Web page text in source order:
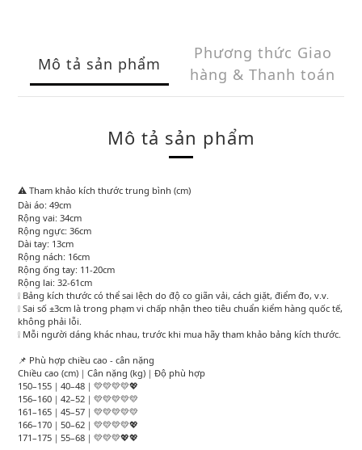
Mô tả sản phẩm
Phương thức Giao
hàng & Thanh toán
Mô tả sản phẩm
⚠️ Tham khảo kích thước trung bình (cm)
Dài áo: 49cm
Rộng vai: 34cm
Rộng ngực: 36cm
Dài tay: 13cm
Rộng nách: 16cm
Rộng ống tay: 11-20cm
Rộng lai: 32-61cm
❕ Bảng kích thước có thể sai lệch do độ co giãn vải, cách giặt, điểm đo, v.v.
❕ Sai số ±3cm là trong phạm vi chấp nhận theo tiêu chuẩn kiểm hàng quốc tế,
không phải lỗi.
❕ Mỗi người dáng khác nhau, trước khi mua hãy tham khảo bảng kích thước.
📌 Phù hợp chiều cao - cân nặng
Chiều cao (cm)｜Cân nặng (kg)｜Độ phù hợp
150–155｜40–48｜💛💛💛💛💖
156–160｜42–52｜💛💛💛💛💛
161–165｜45–57｜💛💛💛💛💛
166–170｜50–62｜💛💛💛💛💖
171–175｜55–68｜💛💛💛💖💖